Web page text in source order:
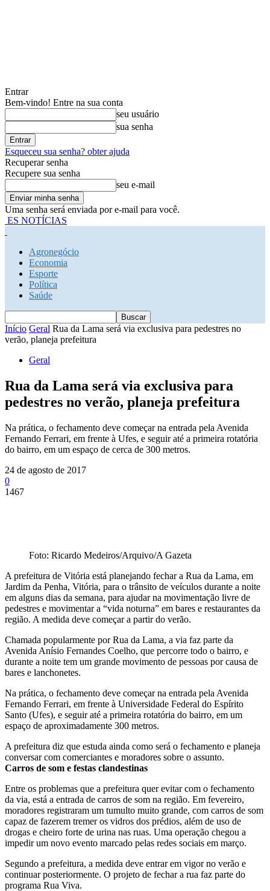
Entrar
Bem-vindo! Entre na sua conta
seu usuário
sua senha
Esqueceu sua senha? obter ajuda
Recuperar senha
Recupere sua senha
seu e-mail
Uma senha será enviada por e-mail para você.
ES NOTÍCIAS
Agronegócio
Economia
Esporte
Política
Saúde
Início Geral Rua da Lama será via exclusiva para pedestres no
verão, planeja prefeitura
Geral
Rua da Lama será via exclusiva para
pedestres no verão, planeja prefeitura
Na prática, o fechamento deve começar na entrada pela Avenida
Fernando Ferrari, em frente à Ufes, e seguir até a primeira rotatória
do bairro, em um espaço de cerca de 300 metros.
24 de agosto de 2017
0
1467
Foto: Ricardo Medeiros/Arquivo/A Gazeta
A prefeitura de Vitória está planejando fechar a Rua da Lama, em
Jardim da Penha, Vitória, para o trânsito de veículos durante a noite
em alguns dias da semana, para ajudar na movimentação livre de
pedestres e movimentar a “vida noturna” em bares e restaurantes da
região. A medida deve começar a partir do verão.
Chamada popularmente por Rua da Lama, a via faz parte da
Avenida Anísio Fernandes Coelho, que percorre todo o bairro, e
durante a noite tem um grande movimento de pessoas por causa de
bares e lanchonetes.
Na prática, o fechamento deve começar na entrada pela Avenida
Fernando Ferrari, em frente à Universidade Federal do Espírito
Santo (Ufes), e seguir até a primeira rotatória do bairro, em um
espaço de aproximadamente 300 metros.
A prefeitura diz que estuda ainda como será o fechamento e planeja
conversar com comerciantes e moradores sobre o assunto.
Carros de som e festas clandestinas
Entre os problemas que a prefeitura quer evitar com o fechamento
da via, está a entrada de carros de som na região. Em fevereiro,
moradores registraram um tumulto muito grande, com carros de som
capaz de fazerem tremer os vidros dos prédios, além de uso de
drogas e cheiro forte de urina nas ruas. Uma operação chegou a
impedir um novo evento marcado pelas redes sociais em março.
Segundo a prefeitura, a medida deve entrar em vigor no verão e
continuar posteriormente. O projeto de fechar a rua faz parte do
programa Rua Viva.